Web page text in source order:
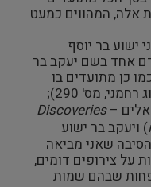
שמות אלה, המהווים כמעט
ישוע בר יוסף
מס 6 ומס' 51) ואדם אחד בשם יעקב בר
מורבעת מס' 42). כמו כן מתועדים בו
אנשים בשם יוסף בר יעקב (קטלוג רחמני, מס' 290);
–
Discoveries
38, 222) ויעקב בר ישוע
בבתא, פפירוס ידין 17). הסיבה שאני מביאה
על צירופים דומים,
שבהם שמות